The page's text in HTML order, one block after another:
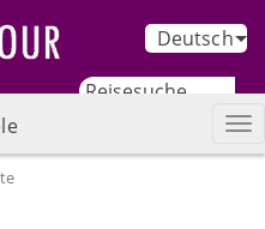
Deutsch